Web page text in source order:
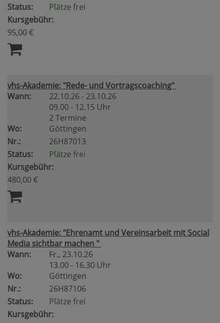
Status:
Plätze frei
Kursgebühr:
95,00 €
vhs-Akademie: "Rede- und Vortragscoaching"
Wann:
22.10.26 - 23.10.26
09.00 - 12.15 Uhr
2 Termine
Wo:
Göttingen
Nr.:
26H87013
Status:
Plätze frei
Kursgebühr:
480,00 €
vhs-Akademie: "Ehrenamt und Vereinsarbeit mit Social
Media sichtbar machen "
Wann:
Fr., 23.10.26
13.00 - 16.30 Uhr
Wo:
Göttingen
Nr.:
26H87106
Status:
Plätze frei
Kursgebühr: